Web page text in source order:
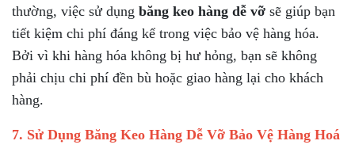
thường, việc sử dụng băng keo hàng dễ vỡ sẽ giúp bạn
tiết kiệm chi phí đáng kể trong việc bảo vệ hàng hóa.
Bởi vì khi hàng hóa không bị hư hỏng, bạn sẽ không
phải chịu chi phí đền bù hoặc giao hàng lại cho khách
hàng.
7. Sử Dụng Băng Keo Hàng Dễ Vỡ Bảo Vệ Hàng Hoá